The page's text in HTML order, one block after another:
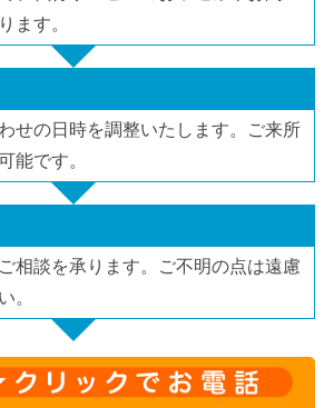
ます。
せの日時を調整いたします。ご来所
能です。
相談を承ります。ご不明の点は遠慮
。